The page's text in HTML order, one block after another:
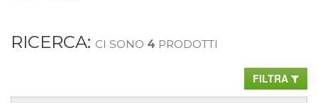
RICERCA: CI SONO 4 PRODOTTI
FILTRA